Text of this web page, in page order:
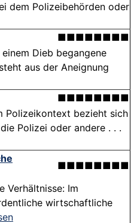
dem Polizeibehörden oder
■■■■■■■■
Dieb begangene
aus der Aneignung
■■■■■■■■
Polizeikontext bezieht sich
Polizei oder andere . . .
■■■■■■■■
Verhältnisse: Im
wirtschaftliche